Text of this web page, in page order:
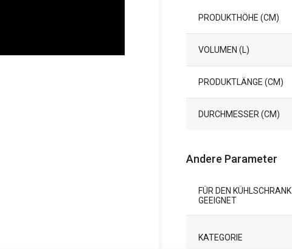
PRODUKTHÖHE (CM)
VOLUMEN (L)
PRODUKTLÄNGE (CM)
DURCHMESSER (CM)
Andere Parameter
FÜR DEN KÜHLSCHRANK
GEEIGNET
KATEGORIE